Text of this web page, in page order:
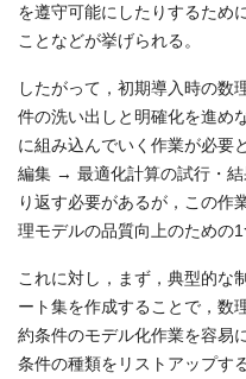
を遵守可能にしたりするため
ことなどが挙げられる。
したがって，初期導入時の数
件の洗い出しと明確化を進め
に組み込んでいく作業が必要
編集 → 最適化計算の試行・
り返す必要があるが，この作
理モデルの品質向上のための1
これに対し，まず，典型的な
ート集を作成することで，数
約条件のモデル化作業を容易
条件の種類をリストアップす